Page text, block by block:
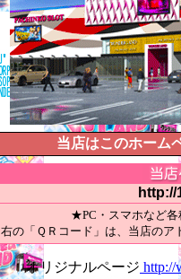
当店はこのホーム
http://
★PC・スマホなど
右の「ＱＲコード」は、当店のア
オリジナルページ http://